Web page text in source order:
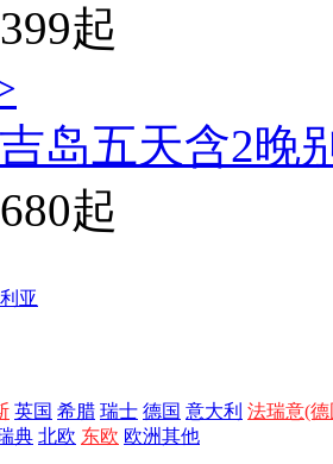
起
岛五天含2晚
起
亚
英国 希腊 瑞士 德国 意大利 法瑞意(德
典 北欧 东欧 欧洲其他